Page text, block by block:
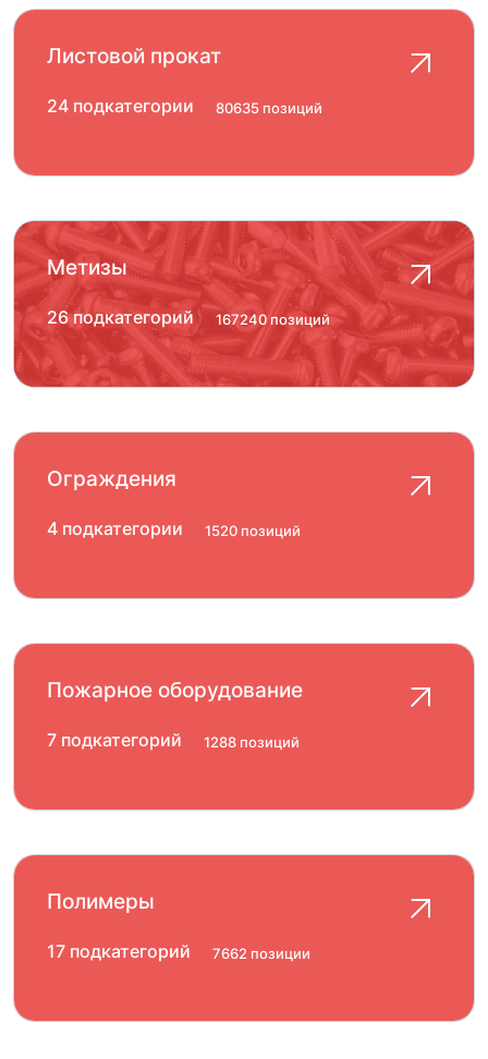
Листовой прокат
24 подкатегории 80635 позиций
Метизы
26 подкатегорий 167240 позиций
Ограждения
4 подкатегории 1520 позиций
Пожарное оборудование
7 подкатегорий 1288 позиций
Полимеры
17 подкатегорий 7662 позиции